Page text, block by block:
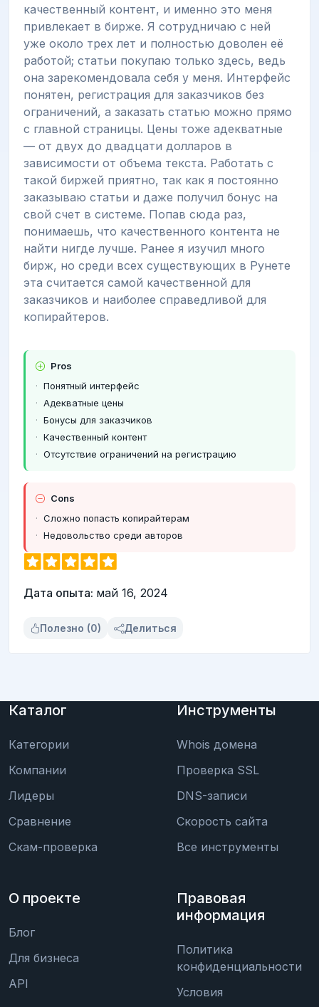
качественный контент, и именно это меня
привлекает в бирже. Я сотрудничаю с ней
уже около трех лет и полностью доволен её
работой; статьи покупаю только здесь, ведь
она зарекомендовала себя у меня. Интерфейс
понятен, регистрация для заказчиков без
ограничений, а заказать статью можно прямо
с главной страницы. Цены тоже адекватные
— от двух до двадцати долларов в
зависимости от объема текста. Работать с
такой биржей приятно, так как я постоянно
заказываю статьи и даже получил бонус на
свой счет в системе. Попав сюда раз,
понимаешь, что качественного контента не
найти нигде лучше. Ранее я изучил много
бирж, но среди всех существующих в Рунете
эта считается самой качественной для
заказчиков и наиболее справедливой для
копирайтеров.
Pros
Понятный интерфейс
Адекватные цены
Бонусы для заказчиков
Качественный контент
Отсутствие ограничений на регистрацию
Cons
Сложно попасть копирайтерам
Недовольство среди авторов
Дата опыта: май 16, 2024
Полезно (0) Делиться
Каталог
Категории
Компании
Лидеры
Сравнение
Скам-проверка
Инструменты
Whois домена
Проверка SSL
DNS-записи
Скорость сайта
Все инструменты
О проекте
Блог
Для бизнеса
API
Правовая
информация
Политика
конфиденциальности
Условия